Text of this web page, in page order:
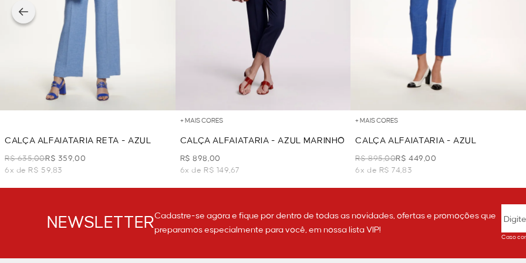
CALÇA ALFAIATARIA RETA - AZUL
R$ 635,00R$ 359,00
6x de R$ 59,83
+ MAIS CORES
CALÇA ALFAIATARIA - AZUL MARINHO
R$ 898,00
6x de R$ 149,67
+ MAIS CORES
CALÇA ALFAIATARIA - AZUL
R$ 895,00R$ 449,00
6x de R$ 74,83
NEWSLETTERCadastre-se agora e fique por dentro de todas as novidades, ofertas e promoções que
preparamos especialmente para você, em nossa lista VIP!
Caso